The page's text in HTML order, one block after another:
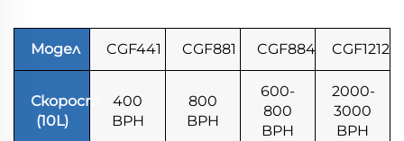
Модел CGF441 CGF881 CGF884 CGF12124
Скорост
(10L)
400
BPH
800
BPH
600-
800
BPH
2000-
3000
BPH